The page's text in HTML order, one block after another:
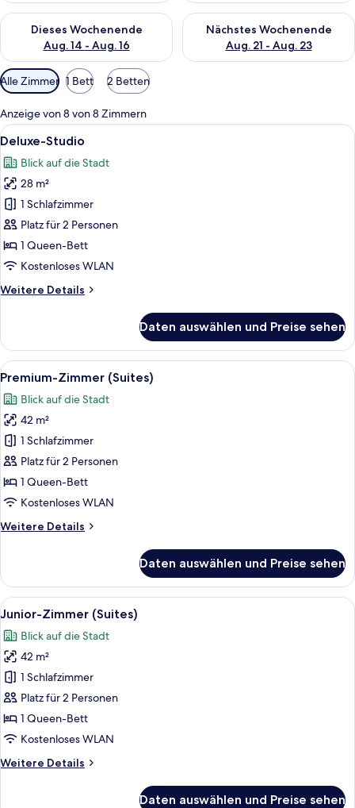
Dieses Wochenende
Aug. 14 - Aug. 16
Überprüfe die Verfügbarkeit für dieses Wochenende, Aug. 14
Nächstes Wochenende
Aug. 21 - Aug. 23
Überprüfe die Verfügbarkeit
Verfügbare
Filter
für
Zimmer
Alle Zimmer 1 Bett 2 Betten
Anzeige von 8 von 8 Zimmern
Alle
Fotos
für
Deluxe-
Studio
anzeigen
Ein modernes Hotelzimmer mit
18
Deluxe-Studio
Blick auf die Stadt
28 m²
1 Schlafzimmer
Platz für 2 Personen
1 Queen-Bett
Kostenloses WLAN
Weitere Details
Weitere
Studio
Daten auswählen und Preise sehen
Alle
Fotos
für
Premium-
Zimmer
(Suites)
anzeigen
Ein Hotelzimmer mit einem großen
30
Premium-Zimmer (Suites)
Blick auf die Stadt
42 m²
1 Schlafzimmer
Platz für 2 Personen
1 Queen-Bett
Kostenloses WLAN
Weitere Details
Weitere
Zimmer
(Suites)
Daten auswählen und Preise sehen
Alle
Fotos
für
Junior-
Zimmer
(Suites)
anzeigen
Ein modernes Hotelzimmer mit
27
Junior-Zimmer (Suites)
Blick auf die Stadt
42 m²
1 Schlafzimmer
Platz für 2 Personen
1 Queen-Bett
Kostenloses WLAN
Weitere Details
Weitere
Daten auswählen und Preise sehen